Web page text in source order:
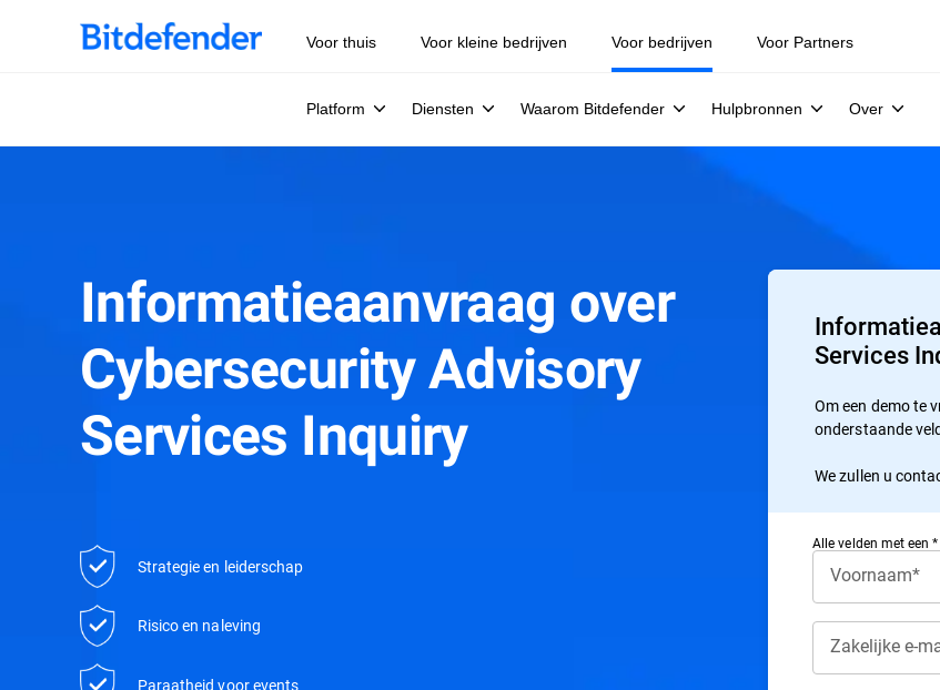
Voor thuis Voor kleine bedrijven Voor bedrijven
Platform Diensten Waarom Bitdefender Hulpbronnen Over
Voor Partners
Informatieaanvraag over
Cybersecurity Advisory
Services Inquiry
Strategie en leiderschap
Risico en naleving
Paraatheid voor events
Services
Om een demo te
onderstaande
We zullen u
Alle velden met een
Voornaam*
Zakelijke e-